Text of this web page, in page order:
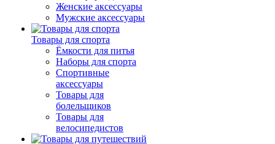
Женские аксессуары
Мужские аксессуары
Товары для спорта
Ёмкости для питья
Наборы для спорта
Спортивные
аксессуары
Товары для
болельщиков
Товары для
велосипедистов